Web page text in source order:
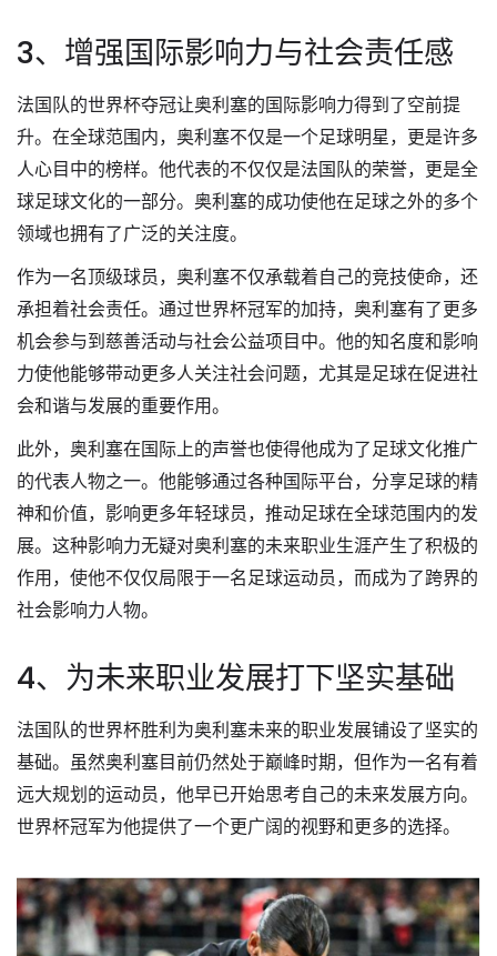
3、增强国际影响力与社会责任感
法国队的世界杯夺冠让奥利塞的国际影响力得到了空前提
升。在全球范围内，奥利塞不仅是一个足球明星，更是许多
人心目中的榜样。他代表的不仅仅是法国队的荣誉，更是全
球足球文化的一部分。奥利塞的成功使他在足球之外的多个
领域也拥有了广泛的关注度。
作为一名顶级球员，奥利塞不仅承载着自己的竞技使命，还
承担着社会责任。通过世界杯冠军的加持，奥利塞有了更多
机会参与到慈善活动与社会公益项目中。他的知名度和影响
力使他能够带动更多人关注社会问题，尤其是足球在促进社
会和谐与发展的重要作用。
此外，奥利塞在国际上的声誉也使得他成为了足球文化推广
的代表人物之一。他能够通过各种国际平台，分享足球的精
神和价值，影响更多年轻球员，推动足球在全球范围内的发
展。这种影响力无疑对奥利塞的未来职业生涯产生了积极的
作用，使他不仅仅局限于一名足球运动员，而成为了跨界的
社会影响力人物。
4、为未来职业发展打下坚实基础
法国队的世界杯胜利为奥利塞未来的职业发展铺设了坚实的
基础。虽然奥利塞目前仍然处于巅峰时期，但作为一名有着
远大规划的运动员，他早已开始思考自己的未来发展方向。
世界杯冠军为他提供了一个更广阔的视野和更多的选择。